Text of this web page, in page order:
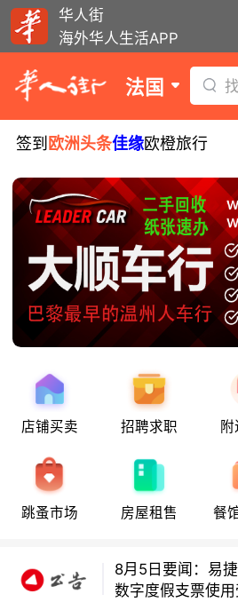
华人街
海外华人生活APP
法国
签到 欧洲头条佳缘欧橙旅行
店铺买卖 招聘求职
跳蚤市场 房屋租售 餐
8月5日要闻：易
数字度假支票使
数字度假支票使
骗局！